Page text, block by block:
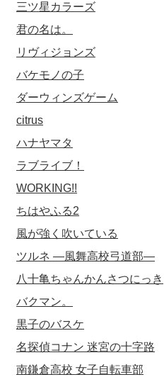
三ツ星カラーズ
君の名は。
リヴィジョンズ
バケモノの子
ダーウィンズゲーム
citrus
ハナヤマタ
ラブライブ！
WORKING!!
ちはやふる2
風が強く吹いている
ツルネ ―風舞高校弓道部―
八十亀ちゃんかんさつにっき
バクマン。
黒子のバスケ
名探偵コナン 迷宮の十字路
南鎌倉高校 女子自転車部